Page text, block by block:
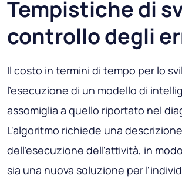
Tempistiche di
controllo degli
Il costo in termini di tempo per lo
l'esecuzione di un modello di
assomiglia a quello riportato nel
L'algoritmo richiede una
dell'esecuzione dell'attività, in
sia una nuova soluzione per